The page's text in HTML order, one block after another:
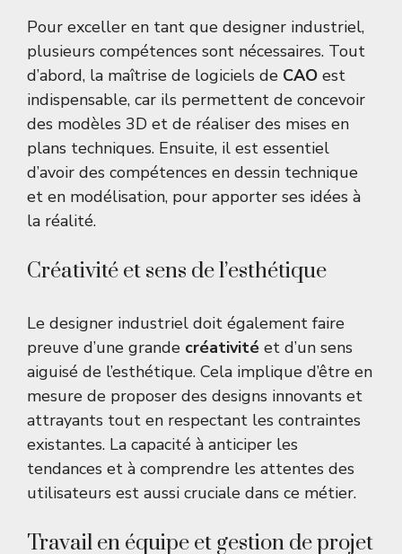
Pour exceller en tant que designer industriel,
plusieurs compétences sont nécessaires. Tout
d’abord, la maîtrise de logiciels de CAO est
indispensable, car ils permettent de concevoir
des modèles 3D et de réaliser des mises en
plans techniques. Ensuite, il est essentiel
d’avoir des compétences en dessin technique
et en modélisation, pour apporter ses idées à
la réalité.
Créativité et sens de l’esthétique
Le designer industriel doit également faire
preuve d’une grande créativité et d’un sens
aiguisé de l’esthétique. Cela implique d’être en
mesure de proposer des designs innovants et
attrayants tout en respectant les contraintes
existantes. La capacité à anticiper les
tendances et à comprendre les attentes des
utilisateurs est aussi cruciale dans ce métier.
Travail en équipe et gestion de projet